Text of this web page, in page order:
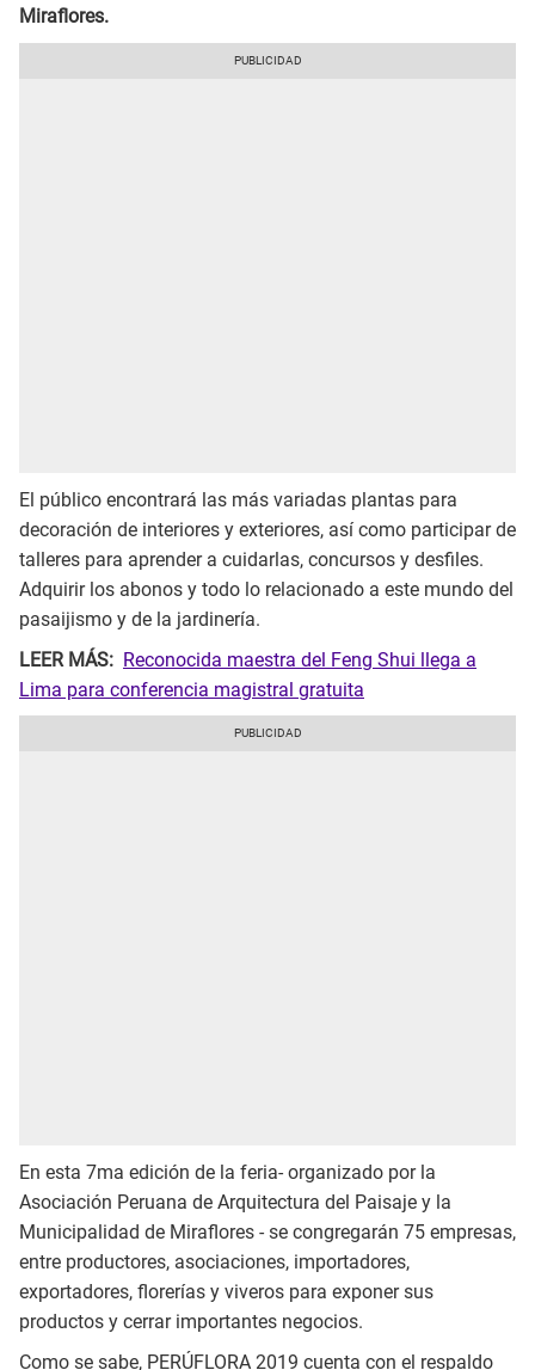
Miraflores.
El público encontrará las más variadas plantas para
decoración de interiores y exteriores, así como participar de
talleres para aprender a cuidarlas, concursos y desfiles.
Adquirir los abonos y todo lo relacionado a este mundo del
pasaijismo y de la jardinería.
LEER MÁS: Reconocida maestra del Feng Shui llega a
Lima para conferencia magistral gratuita
En esta 7ma edición de la feria- organizado por la
Asociación Peruana de Arquitectura del Paisaje y la
Municipalidad de Miraflores - se congregarán 75 empresas,
entre productores, asociaciones, importadores,
exportadores, florerías y viveros para exponer sus
productos y cerrar importantes negocios.
Como se sabe, PERÚFLORA 2019 cuenta con el respaldo